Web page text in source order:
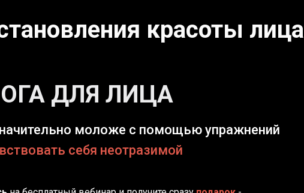
красоты лица
ДЛЯ ЛИЦА
моложе с помощью упражнений
себя неотразимой